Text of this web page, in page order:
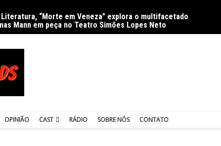
“Morte em Veneza” explora o multifacetado
Mann em peça no Teatro Simões Lopes Neto
OPINIÃO CAST RÁDIO SOBRE NÓS CONTATO